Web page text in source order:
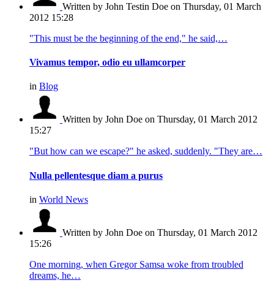
Written by John Testin Doe on Thursday, 01 March
2012 15:28
"This must be the beginning of the end," he said,…
Vivamus tempor, odio eu ullamcorper
in Blog
Written by John Doe on Thursday, 01 March 2012
15:27
"But how can we escape?" he asked, suddenly. "They are…
Nulla pellentesque diam a purus
in World News
Written by John Doe on Thursday, 01 March 2012
15:26
One morning, when Gregor Samsa woke from troubled
dreams, he…